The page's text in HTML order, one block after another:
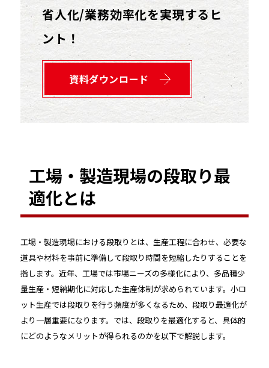
省人化/業務効率化を実現するヒ
ント！
資料ダウンロード
工場・製造現場の段取り最
適化とは
工場・製造現場における段取りとは、生産工程に合わせ、必要な
道具や材料を事前に準備して段取り時間を短縮したりすることを
指します。近年、工場では市場ニーズの多様化により、多品種少
量生産・短納期化に対応した生産体制が求められています。小ロ
ット生産では段取りを行う頻度が多くなるため、段取り最適化が
より一層重要になります。では、段取りを最適化すると、具体的
にどのようなメリットが得られるのかを以下で解説します。